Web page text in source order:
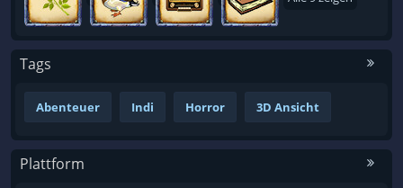
Tags
Abenteuer Indi Horror 3D Ansicht
Plattform